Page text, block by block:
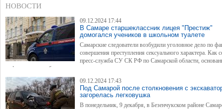
НОВОСТИ
09.12.2024 17:44
В Самаре старшеклассник лицея "Престиж"
домогался учеников в школьном туалете
Самарские следователи возбудили уголовное дело по
совершения преступления сексуального характера. Как
пресс-служба СУ СК РФ по Самарской области,
информация, опубликованная в социальных сетях.
09.12.2024 17:43
Под Самарой после столкновения с
загорелась легковушка
В понедельник, 9 декабря, в Безенчукском районе